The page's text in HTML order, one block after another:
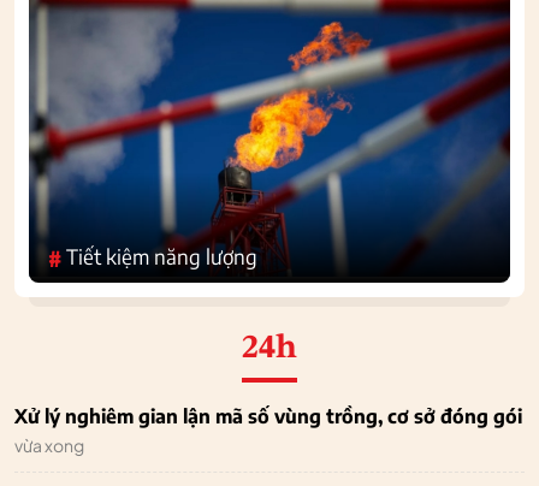
#Tiết kiệm năng lượng
24h
Xử lý nghiêm gian lận mã số vùng trồng, cơ sở đóng gói
vừa xong